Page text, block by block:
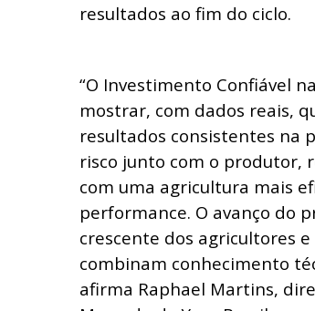
resultados ao fim do ciclo.
“O Investimento Confiável
mostrar, com dados reais,
resultados consistentes na
risco junto com o produtor,
com uma agricultura mais
performance. O avanço do
crescente dos agricultores
combinam conhecimento
afirma Raphael Martins,